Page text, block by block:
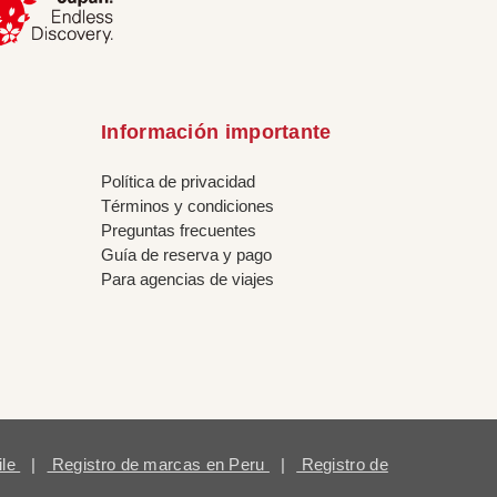
Información importante
Política de privacidad
Términos y condiciones
Preguntas frecuentes
Guía de reserva y pago
Para agencias de viajes
| Registro de marcas en Peru | Registro de